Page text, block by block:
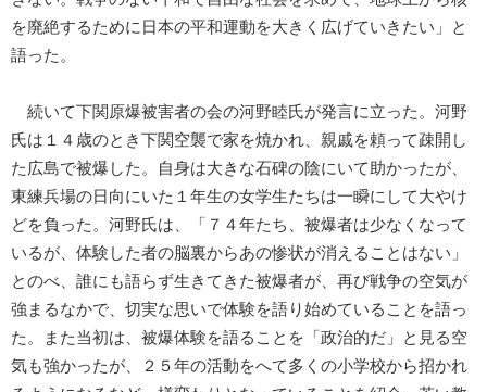
を廃絶するために日本の平和運動を大きく広げていきたい」と
語った。
続いて下関原爆被害者の会の河野睦氏が発言に立った。河野
氏は１４歳のとき下関空襲で家を焼かれ、親戚を頼って疎開し
た広島で被爆した。自身は大きな石碑の陰にいて助かったが、
東練兵場の日向にいた１年生の女学生たちは一瞬にして大やけ
どを負った。河野氏は、「７４年たち、被爆者は少なくなって
いるが、体験した者の脳裏からあの惨状が消えることはない」
とのべ、誰にも語らず生きてきた被爆者が、再び戦争の空気が
強まるなかで、切実な思いで体験を語り始めていることを語っ
た。また当初は、被爆体験を語ることを「政治的だ」と見る空
気も強かったが、２５年の活動をへて多くの小学校から招かれ